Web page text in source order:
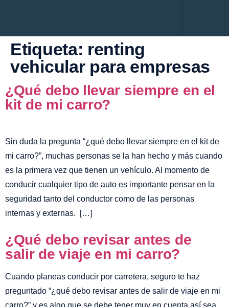
Etiqueta: renting
vehicular para empresas
¿Qué debo llevar siempre en el
kit de mi carro?
Sin duda la pregunta “¿qué debo llevar siempre en el kit de
mi carro?”, muchas personas se la han hecho y más cuando
es la primera vez que tienen un vehículo. Al momento de
conducir cualquier tipo de auto es importante pensar en la
seguridad tanto del conductor como de las personas
internas y externas. […]
¿Qué debo revisar antes de
salir de viaje en mi carro?
Cuando planeas conducir por carretera, seguro te haz
preguntado “¿qué debo revisar antes de salir de viaje en mi
carro?” y es algo que se debe tener muy en cuenta así sea